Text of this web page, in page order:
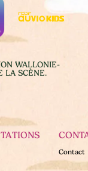
WALLONIE-
LA SCÈNE.
Contact